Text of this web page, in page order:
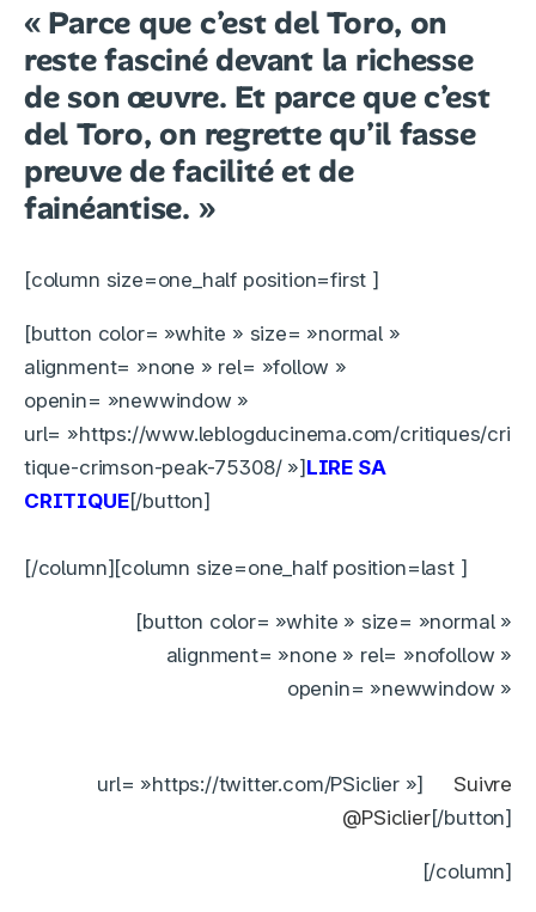
« Parce que c’est del Toro, on
reste fasciné devant la richesse
de son œuvre. Et parce que c’est
del Toro, on regrette qu’il fasse
preuve de facilité et de
fainéantise. »
[column size=one_half position=first ]
[button color= »white » size= »normal »
alignment= »none » rel= »follow »
openin= »newwindow »
url= »https://www.leblogducinema.com/critiques/cri
tique-crimson-peak-75308/ »]LIRE SA
CRITIQUE[/button]
[/column][column size=one_half position=last ]
[button color= »white » size= »normal »
alignment= »none » rel= »nofollow »
openin= »newwindow »
url= »https://twitter.com/PSiclier »]
Suivre
@PSiclier[/button]
[/column]